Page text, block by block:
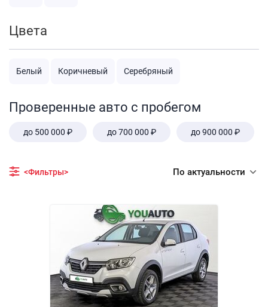
Цвета
Белый Коричневый Серебряный
Проверенные авто с пробегом
до 500 000 ₽ до 700 000 ₽ до 900 000 ₽
<Фильтры> По актуальности